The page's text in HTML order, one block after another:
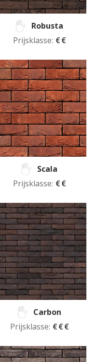
Robusta
Prijsklasse: €€
Scala
Prijsklasse: €€
Carbon
Prijsklasse: €€€